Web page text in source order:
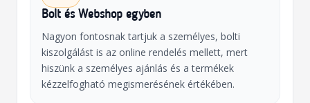
Bolt és Webshop egyben
Nagyon fontosnak tartjuk a személyes, bolti
kiszolgálást is az online rendelés mellett, mert
hiszünk a személyes ajánlás és a termékek
kézzelfogható megismerésének értékében.